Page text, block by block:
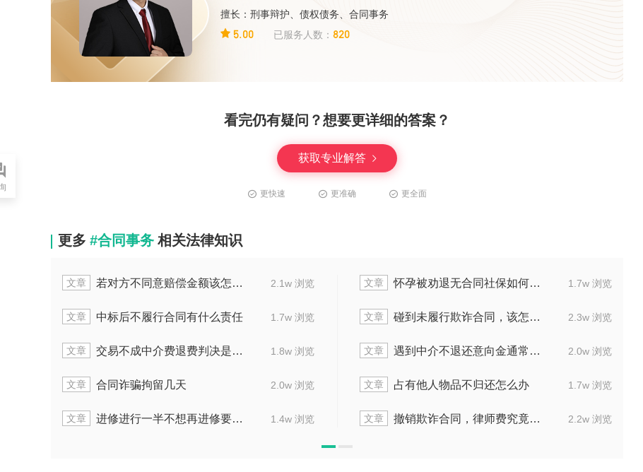
擅长：刑事辩护、债权债务、合同事务
5.00 已服务人数： 820
看完仍有疑问？想要更详细的答案？
获取专业解答
更快速 更准确 更全面
更多 #合同事务 相关法律知识
2.1w 浏览
若对方不同意赔偿金额该怎么做 1.7w 浏览
文章 怀孕被劝退无合同社保如何维权
1.7w 浏览
中标后不履行合同有什么责任 2.3w 浏览
文章 碰到未履行欺诈合同，该怎么去起诉
1.8w 浏览
交易不成中介费退费判决是怎样的 2.0w 浏览
文章 遇到中介不退还意向金通常找谁处理
合同诈骗拘留几天 1.7w 浏览
文章 占有他人物品不归还怎么办
1.4w 浏览
进修进行一半不想再进修要怎么办 2.2w 浏览
文章 撤销欺诈合同，律师费究竟由何人承担
文章 买卖合
文章 达成私了
文章 三方协议中
文章 没签合同
文章 重大过